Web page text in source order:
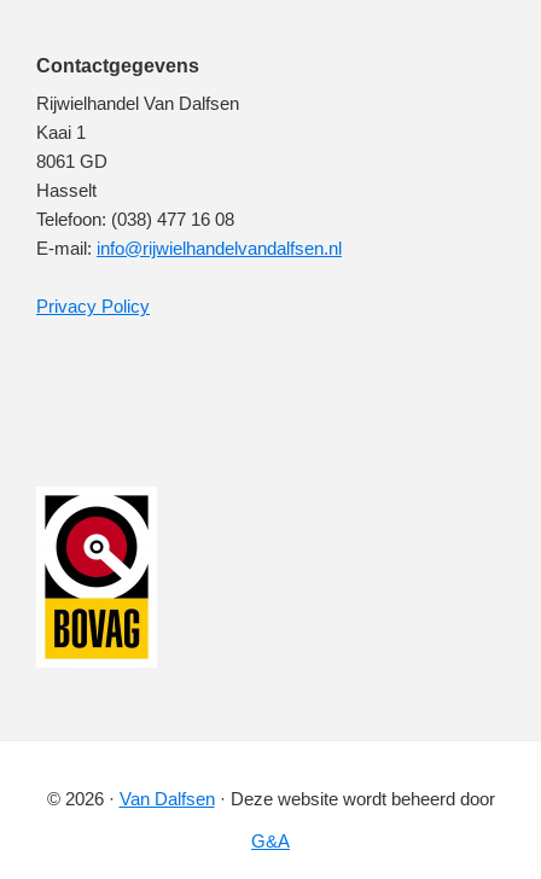
Contactgegevens
Rijwielhandel Van Dalfsen
Kaai 1
8061 GD
Hasselt
Telefoon: (038) 477 16 08
E-mail: info@rijwielhandelvandalfsen.nl
Privacy Policy
© 2026 · Van Dalfsen· Deze website wordt beheerd door
G&A